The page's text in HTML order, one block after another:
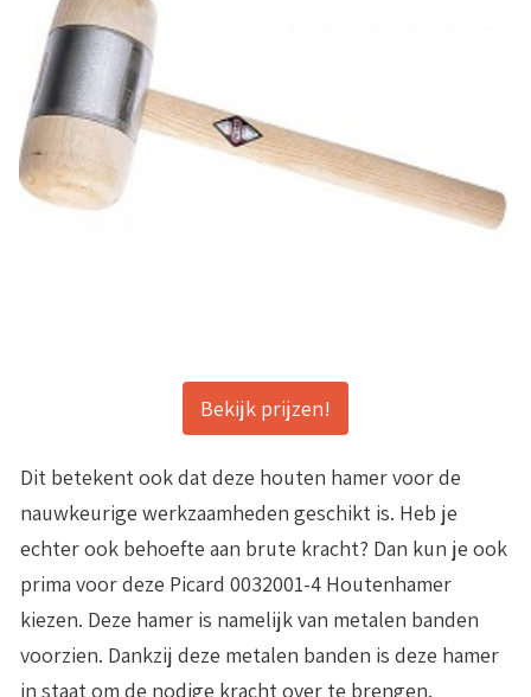
Bekijk prijzen!
Dit betekent ook dat deze houten hamer voor de
nauwkeurige werkzaamheden geschikt is. Heb je
echter ook behoefte aan brute kracht? Dan kun je ook
prima voor deze Picard 0032001-4 Houtenhamer
kiezen. Deze hamer is namelijk van metalen banden
voorzien. Dankzij deze metalen banden is deze hamer
in staat om de nodige kracht over te brengen.